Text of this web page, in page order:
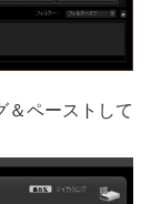
＆ペーストして